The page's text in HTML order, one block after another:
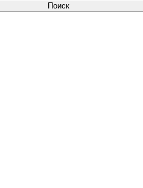
Поиск